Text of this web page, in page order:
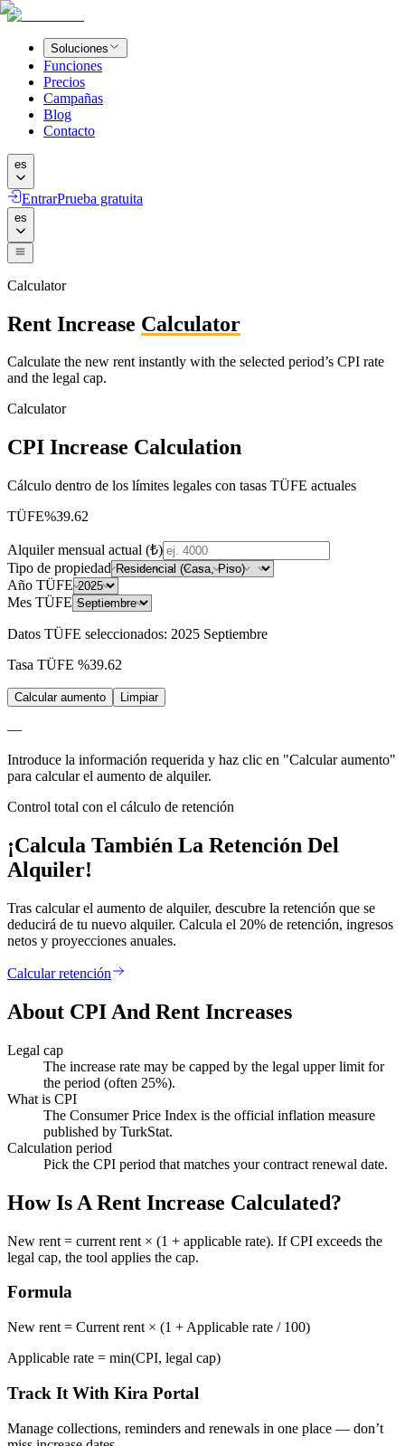
Soluciones
Funciones
Precios
Campañas
Blog
Contacto
es
EntrarPrueba gratuita
es
Calculator
Rent Increase Calculator
Calculate the new rent instantly with the selected period’s CPI rate
and the legal cap.
Calculator
CPI Increase Calculation
Cálculo dentro de los límites legales con tasas TÜFE actuales
TÜFE%39.62
Alquiler mensual actual (₺)
Tipo de propiedad
Año TÜFE
Mes TÜFE
Datos TÜFE seleccionados: 2025 Septiembre
Tasa TÜFE %39.62
Calcular aumento Limpiar
—
Introduce la información requerida y haz clic en "Calcular aumento"
para calcular el aumento de alquiler.
Control total con el cálculo de retención
¡Calcula También La Retención Del
Alquiler!
Tras calcular el aumento de alquiler, descubre la retención que se
deducirá de tu nuevo alquiler. Calcula el 20% de retención, ingresos
netos y proyecciones anuales.
Calcular retención
About CPI And Rent Increases
Legal cap
The increase rate may be capped by the legal upper limit for
the period (often 25%).
What is CPI
The Consumer Price Index is the official inflation measure
published by TurkStat.
Calculation period
Pick the CPI period that matches your contract renewal date.
How Is A Rent Increase Calculated?
New rent = current rent × (1 + applicable rate). If CPI exceeds the
legal cap, the tool applies the cap.
Formula
New rent = Current rent × (1 + Applicable rate / 100)
Applicable rate = min(CPI, legal cap)
Track It With Kira Portal
Manage collections, reminders and renewals in one place — don’t